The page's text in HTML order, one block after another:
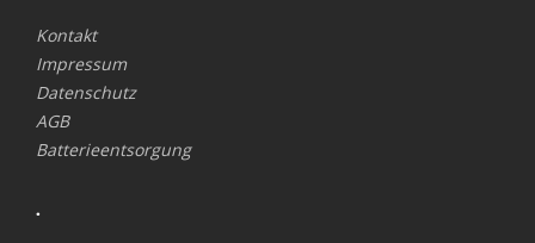
Kontakt
Impressum
Datenschutz
AGB
Batterieentsorgung
.